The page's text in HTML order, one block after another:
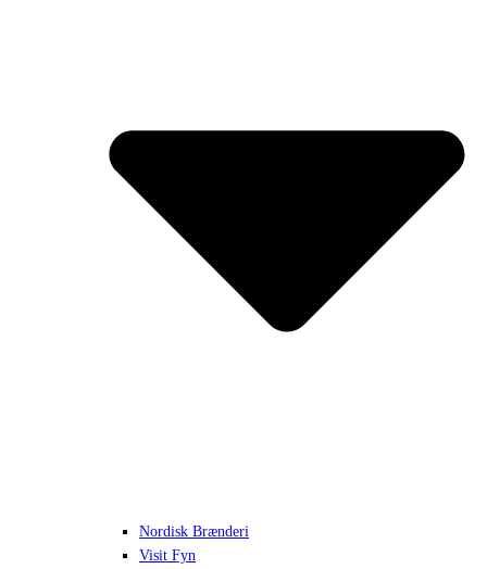
Nordisk Brænderi
Visit Fyn